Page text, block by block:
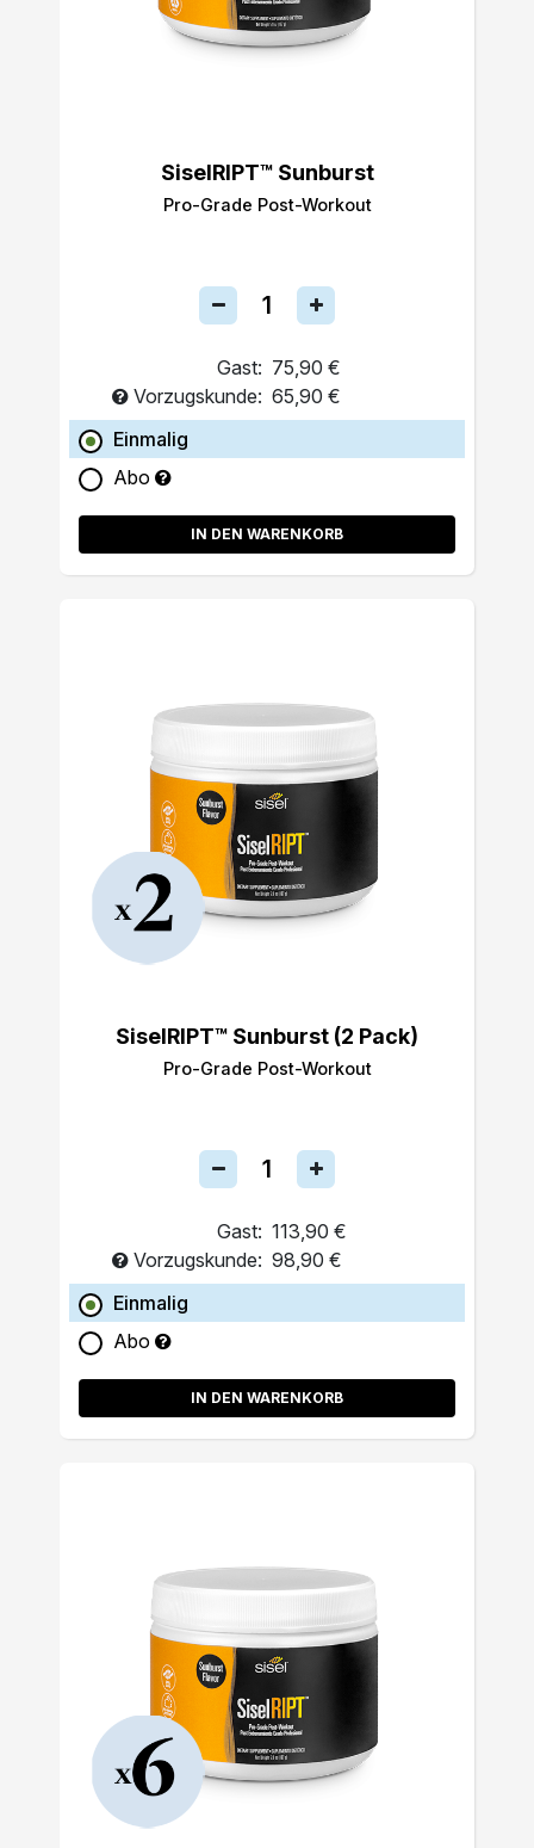
SiselRIPT™ Sunburst
Pro-Grade Post-Workout
Gast: 75,90 €
Vorzugskunde: 65,90 €
Einmalig
Abo
IN DEN WARENKORB
SiselRIPT™ Sunburst (2 Pack)
Pro-Grade Post-Workout
Gast: 113,90 €
Vorzugskunde: 98,90 €
Einmalig
Abo
IN DEN WARENKORB